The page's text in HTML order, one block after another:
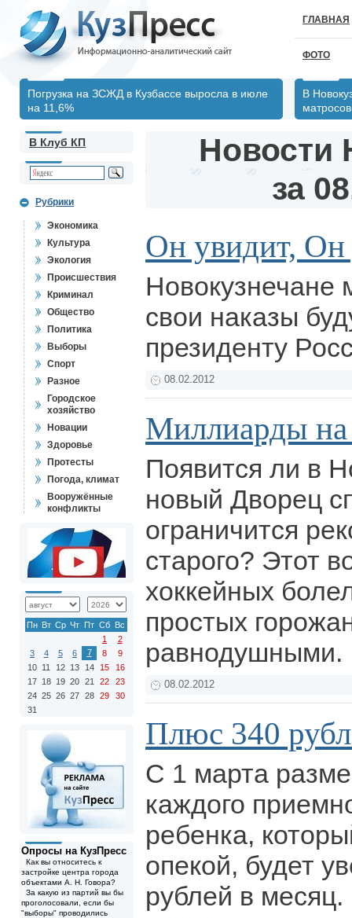
ГЛАВНАЯ
ФОТО
Погрузка на ЗСЖД в Кузбассе выросла в июле
на 11,6%
В
В Клуб КП
Рубрики
Экономика
Культура
Экология
Происшествия
Криминал
Общество
Политика
Выборы
Спорт
Разное
Городское
хозяйство
Новации
Здоровье
Протесты
Погода, климат
Вооружённые
конфликты
Пн Вт Ср Чт Пт Сб Вс
1
2
3
4 5 6 7 8
9
10 11 12 13 14 15
16
17 18 19 20 21 22
23
24 25 26 27 28 29
30
31
Опросы на КузПресс
Как вы относитесь к
застройке центра города
объектами А. Н. Говора?
За какую из партий вы бы
проголосовали, если бы
"выборы" проводились
Новости
за
Он увидит, Он
Новокузнечане
свои наказы
президенту
08.02.2012
Миллиарды на
Появится ли в
новый Дворец
ограничится
старого? Этот
хоккейных
простых
равнодушными.
08.02.2012
Плюс 340
C 1 марта
каждого
ребенка,
опекой, будет
рублей в месяц.